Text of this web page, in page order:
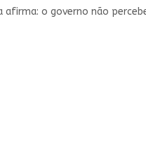
o governo não